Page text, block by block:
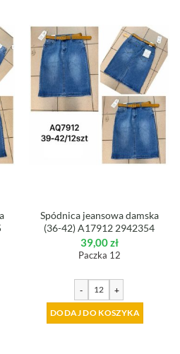
Spódnica jeansowa damska
(36-42) A17912 2942354
39,00zł
Paczka 12
- +
DODAJ DO KOSZYKA